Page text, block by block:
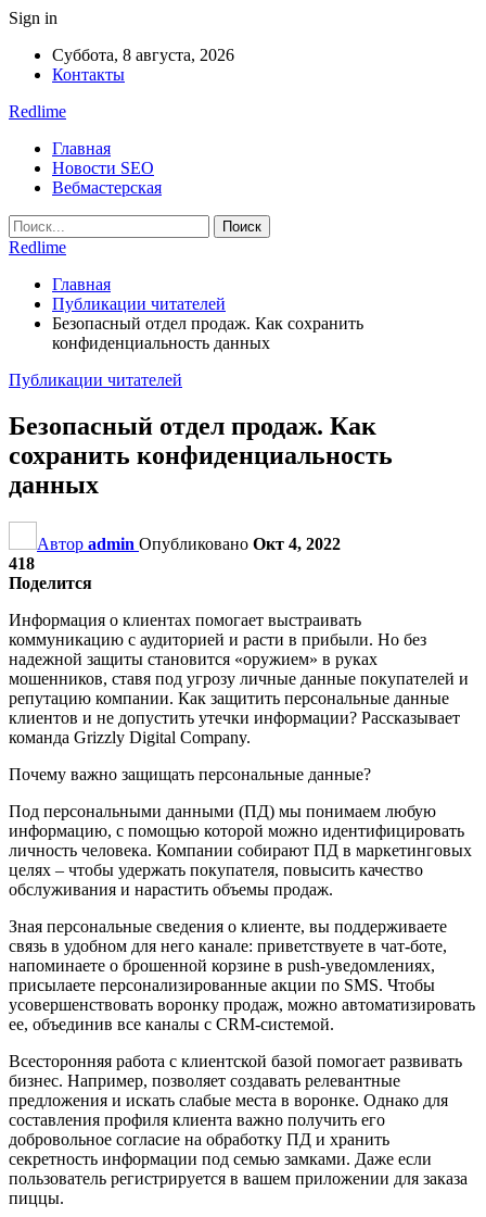
Sign in
Суббота, 8 августа, 2026
Контакты
Redlime
Главная
Новости SEO
Вебмастерская
Redlime
Главная
Публикации читателей
Безопасный отдел продаж. Как сохранить
конфиденциальность данных
Публикации читателей
Безопасный отдел продаж. Как
сохранить конфиденциальность
данных
Автор admin Опубликовано Окт 4, 2022
418
Поделится
Информация о клиентах помогает выстраивать
коммуникацию с аудиторией и расти в прибыли. Но без
надежной защиты становится «оружием» в руках
мошенников, ставя под угрозу личные данные покупателей и
репутацию компании. Как защитить персональные данные
клиентов и не допустить утечки информации? Рассказывает
команда Grizzly Digital Company.
Почему важно защищать персональные данные?
Под персональными данными (ПД) мы понимаем любую
информацию, с помощью которой можно идентифицировать
личность человека. Компании собирают ПД в маркетинговых
целях – чтобы удержать покупателя, повысить качество
обслуживания и нарастить объемы продаж.
Зная персональные сведения о клиенте, вы поддерживаете
связь в удобном для него канале: приветствуете в чат-боте,
напоминаете о брошенной корзине в push-уведомлениях,
присылаете персонализированные акции по SMS. Чтобы
усовершенствовать воронку продаж, можно автоматизировать
ее, объединив все каналы с CRM-системой.
Всесторонняя работа с клиентской базой помогает развивать
бизнес. Например, позволяет создавать релевантные
предложения и искать слабые места в воронке. Однако для
составления профиля клиента важно получить его
добровольное согласие на обработку ПД и хранить
секретность информации под семью замками. Даже если
пользователь регистрируется в вашем приложении для заказа
пиццы.